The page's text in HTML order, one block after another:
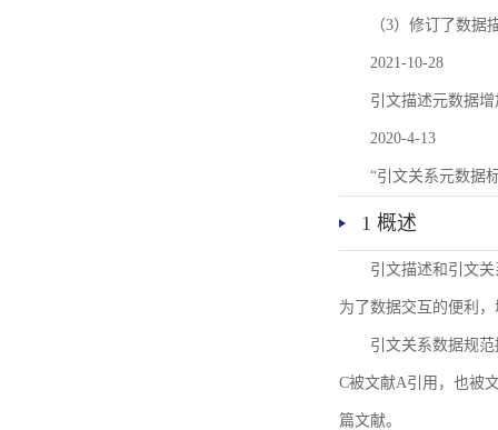
（3）修订了数据
2021-10-28
引文描述元数据增
2020-4-13
“引文关系元数据
1 概述
引文描述和引文
为了数据交互的便利
引文关系数据规
C被文献A引用，也被
篇文献。